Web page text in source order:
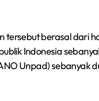
tersebut berasal dari
Indonesia
Unpad) sebanyak